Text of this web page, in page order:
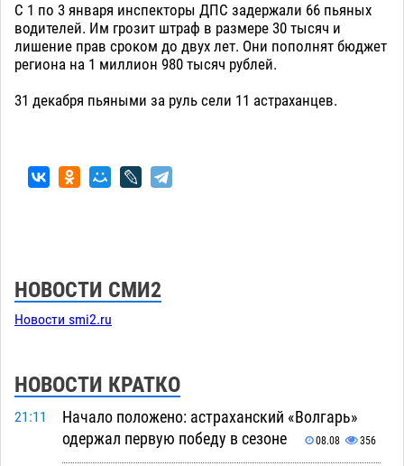
С 1 по 3 января инспекторы ДПС задержали 66 пьяных
водителей. Им грозит штраф в размере 30 тысяч и
лишение прав сроком до двух лет. Они пополнят бюджет
региона на 1 миллион 980 тысяч рублей.
31 декабря пьяными за руль сели 11 астраханцев.
НОВОСТИ СМИ2
Новости smi2.ru
НОВОСТИ КРАТКО
21:11
Начало положено: астраханский «Волгарь»
одержал первую победу в сезоне
08.08 356